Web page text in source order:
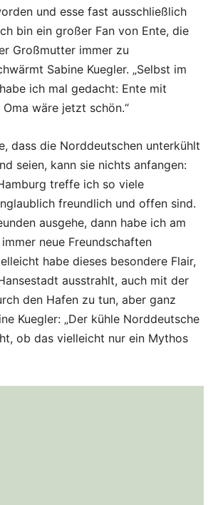
und esse fast ausschließlich
bin ein großer Fan von Ente, die
Großmutter immer zu
Sabine Kuegler. „Selbst im
ich mal gedacht: Ente mit
wäre jetzt schön.“
dass die Norddeutschen unterkühlt
seien, kann sie nichts anfangen:
treffe ich so viele
freundlich und offen sind.
ausgehe, dann habe ich am
neue Freundschaften
habe dieses besondere Flair,
ausstrahlt, auch mit der
den Hafen zu tun, aber ganz
Kuegler: „Der kühle Norddeutsche
ob das vielleicht nur ein Mythos